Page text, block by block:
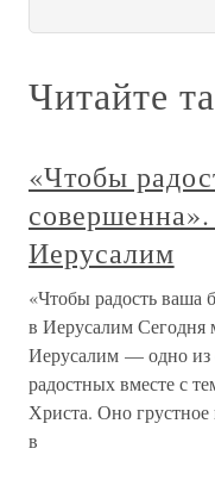
Читайте
«Чтобы
Иерусалим
«Чтобы радость ваша
в Иерусалим Сегодня
Иерусалим — одно из
радостных вместе с
Христа. Оно
в